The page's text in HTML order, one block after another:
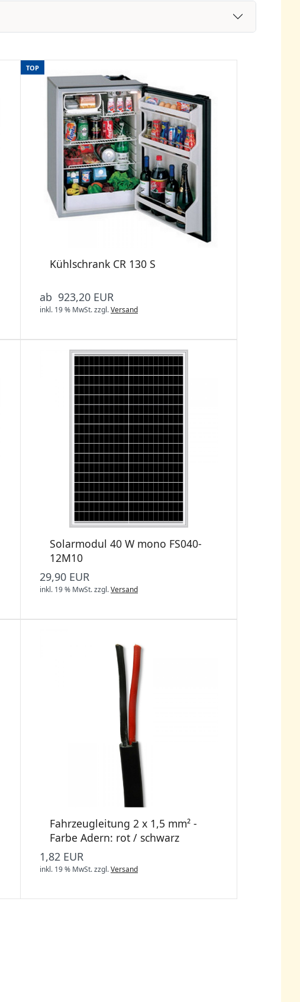
TOP
Kühlschrank CR 130 S
ab 923,20 EUR
inkl. 19 % MwSt.zzgl.Versand
Solarmodul 40 W mono FS040-
12M10
29,90 EUR
inkl. 19 % MwSt.zzgl.Versand
Fahrzeugleitung 2 x 1,5 mm² -
Farbe Adern: rot / schwarz
1,82 EUR
inkl. 19 % MwSt.zzgl.Versand